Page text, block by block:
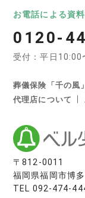
いいお墓 Life.（ラ
いいお墓-ペット霊
寺院墓地.com 優
お墓の引越し＆墓
いい葬儀 いいお
日本最大級の仏壇仏
いい仏壇
お電話による資
0120-
受付：平日10:00
葬儀保険「千の風
代理店について
〒812-0011
福岡県福岡市博
TEL 092-474-